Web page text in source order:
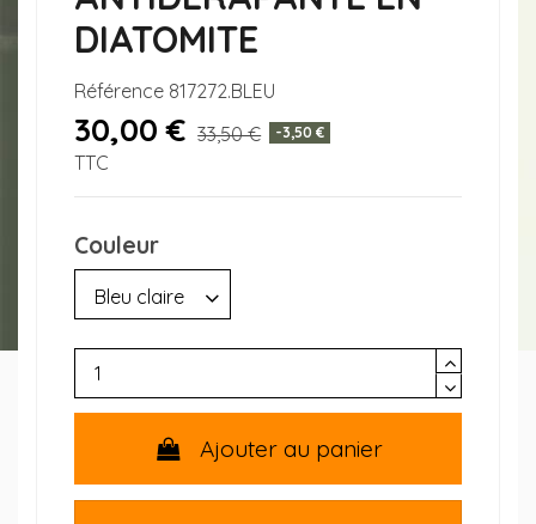
DIATOMITE
Référence 817272.BLEU
30,00 € 33,50 € -3,50 €
TTC
Couleur
Ajouter au panier